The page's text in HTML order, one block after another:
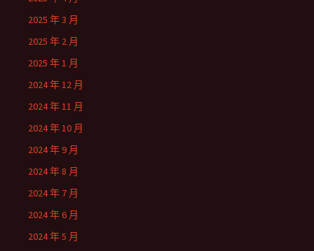
2025 年 3 月
2025 年 2 月
2025 年 1 月
2024 年 12 月
2024 年 11 月
2024 年 10 月
2024 年 9 月
2024 年 8 月
2024 年 7 月
2024 年 6 月
2024 年 5 月